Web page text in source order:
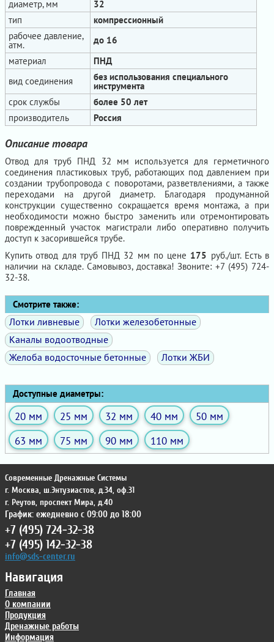
диаметр, мм
32
тип
компрессионный
рабочее давление,
атм.
до 16
материал
ПНД
вид соединения
без использования специального
инструмента
срок службы
более 50 лет
производитель
Россия
Описание товара
Отвод для труб ПНД 32 мм используется для герметичного
соединения пластиковых труб, работающих под давлением при
создании трубопровода с поворотами, разветвлениями, а также
переходами на другой диаметр. Благодаря продуманной
конструкции существенно сокращается время монтажа, а при
необходимости можно быстро заменить или отремонтировать
поврежденный участок магистрали либо оперативно получить
доступ к засорившейся трубе.
Купить отвод для труб ПНД 32 мм по цене 175 руб./шт. Есть в
наличии на складе. Самовывоз, доставка! Звоните: +7 (495) 724-
32-38.
Смотрите также:
Лотки ливневые
Лотки железобетонные
Каналы водоотводные
Желоба водосточные бетонные
Лотки ЖБИ
Доступные диаметры:
20 мм 25 мм 32 мм 40 мм
50 мм
63 мм
75 мм 90 мм 110 мм
Навигация
Главная
О компании
Продукция
Дренажные работы
Информация
Современные Дренажные Системы
г. Москва, ш.Энтузиастов, д.34, оф.31
г. Реутов, проспект Мира, д.40
График: ежедневно с 09:00 до 18:00
+7 (495) 724-32-38
+7 (495) 142-32-38
info@sds-center.ru